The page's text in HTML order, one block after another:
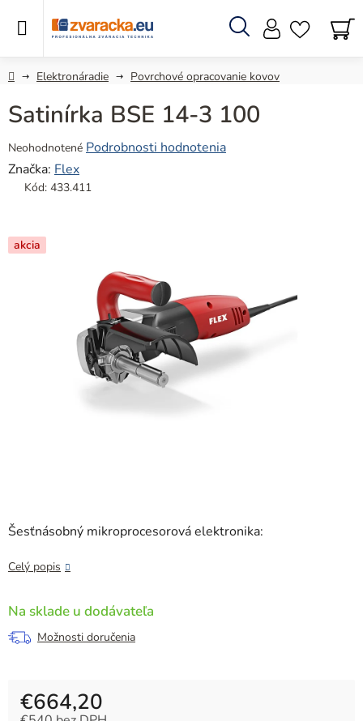
Hľadať
DomovElektronáradie Povrchové opracovanie kovov
Šesťnásobný mikroprocesorová elektronika:
Celý popis
Na sklade u dodávateľa
Možnosti doručenia
€664,20
Satinírka BSE 14-3 100
Priemerné
hodnotenie
produktu
z
5
Neohodnotené Podrobnosti hodnotenia
Značka: Flex
Kód: 433.411
akcia